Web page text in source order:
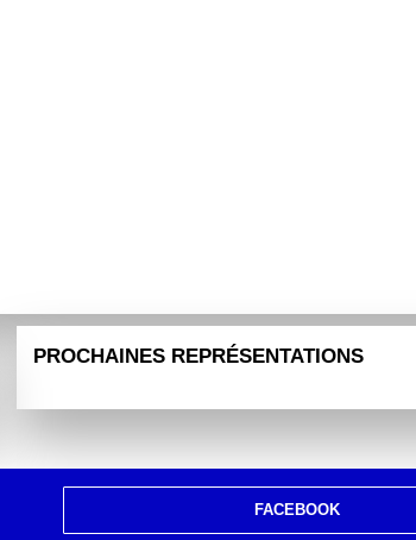
PROCHAINES REPRÉSENTATIONS
FACEBOOK